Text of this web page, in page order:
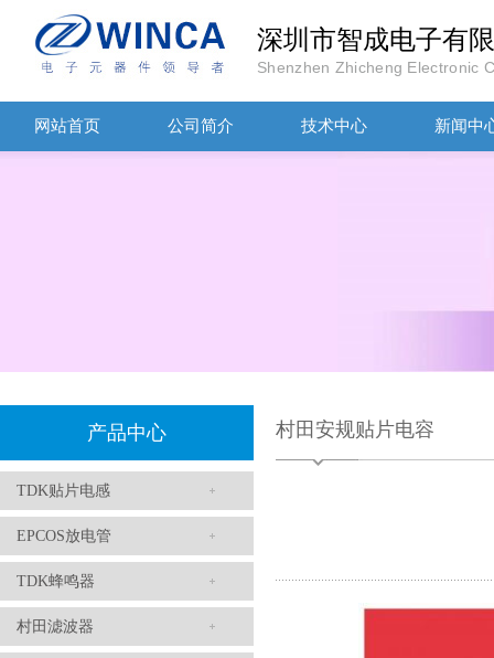
深圳市智成电子有
Shenzhen Zhicheng Electronic
网站首页 公司简介 技术中心 新闻中
产品中心
TDK贴片电感
EPCOS放电管
TDK蜂鸣器
村田滤波器
村田安规贴片电容